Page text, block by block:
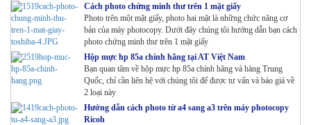
Cách photo chứng minh thư trên 1 mặt giấy
Photo trên một mặt giấy, photo hai mặt là những chức năng cơ
bản của máy photocopy. Dưới đây chúng tôi hướng dẫn bạn cách
photo chứng minh thư trên 1 mặt giấy
Hộp mực hp 85a chính hãng tại AT Việt Nam
Bạn quan tâm về hộp mực hp 85a chính hãng và hàng Trung
Quốc, chỉ cần liên hệ với chúng tôi để được tư vấn và báo giá về
2 loại này
Hướng dẫn cách photo từ a4 sang a3 trên máy photocopy
Ricoh